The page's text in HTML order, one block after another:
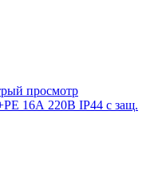
просмотр
16А 220В IP44 с защ.